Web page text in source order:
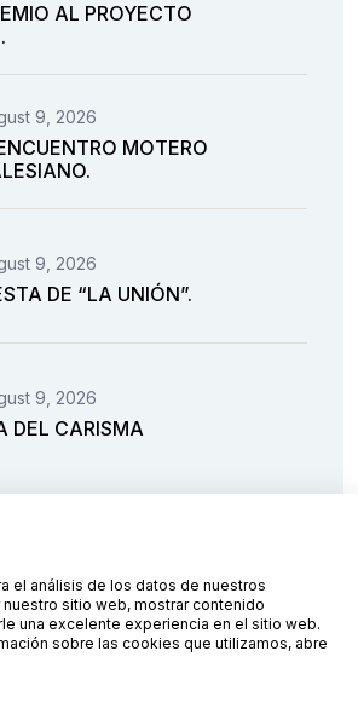
AL PROYECTO
9, 2026
MOTERO
9, 2026
DE “LA UNIÓN”.
9, 2026
DEL CARISMA
el análisis de los datos de nuestros
sitio web, mostrar contenido
una excelente experiencia en el sitio web.
sobre las cookies que utilizamos, abre